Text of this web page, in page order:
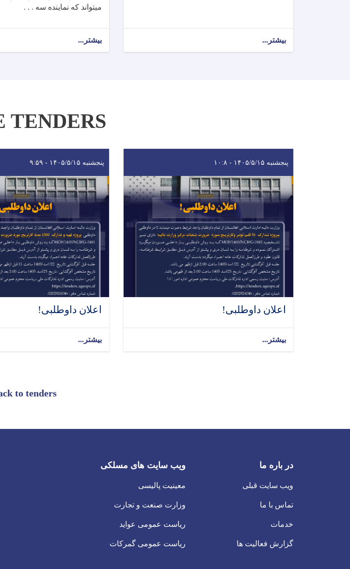
بیشتر...
میتواند که نماینده سه . . .
بیشتر...
TENDERS
پنجشنبه ۱۴۰۵/۵/۱۵ - ۱۰:۸
اعلان داوطلبی!
بیشتر...
پنجشنبه ۱۴۰۵/۵/۱۵ - ۹:۵۹
اعلان داوطلبی!
بیشتر...
to tenders
در باره ما
ویب سایت قبلی
تماس با ما
خدمات
گزارش فعالیت ها
ویب سایت های مسلکی
معینیت پالیسی
وزارت صنعت و تجارت
ریاست عمومی عواید
ریاست عمومی گمرکات